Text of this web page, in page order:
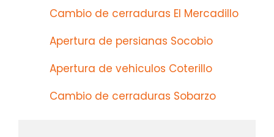
Cambio de cerraduras El Mercadillo
Apertura de persianas Socobio
Apertura de vehiculos Coterillo
Cambio de cerraduras Sobarzo